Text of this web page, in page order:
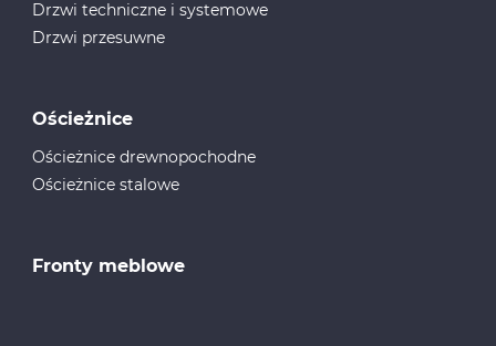
Drzwi techniczne i systemowe
Drzwi przesuwne
Ościeżnice
Ościeżnice drewnopochodne
Ościeżnice stalowe
Fronty meblowe